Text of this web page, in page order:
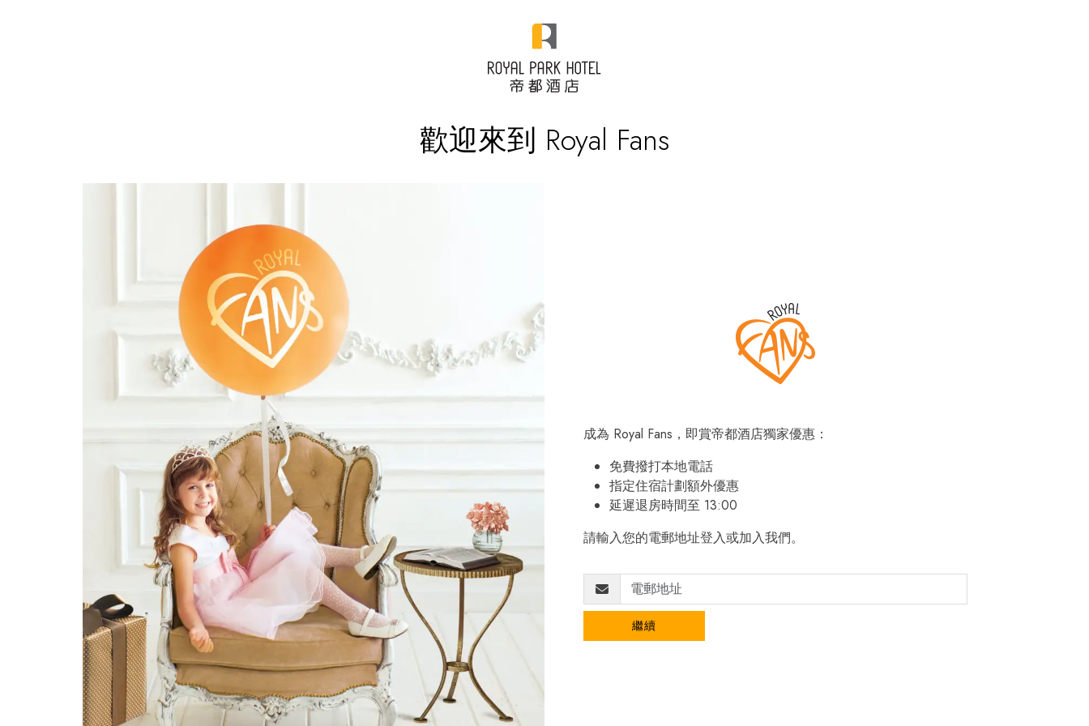
歡迎來到 Royal Fans
成為 Royal Fans，即賞帝都酒店獨家優惠：
免費撥打本地電話
指定住宿計劃額外優惠
延遲退房時間至 13:00
請輸入您的電郵地址登入或加入我們。
繼續